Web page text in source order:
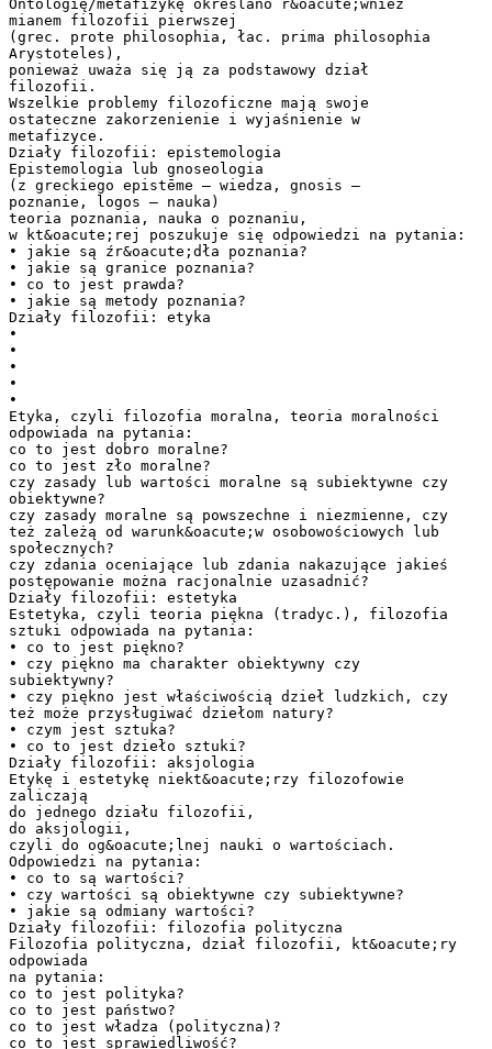
Ontologię/metafizykę określano r&oacute;wnież
mianem filozofii pierwszej
(grec. prote philosophia, łac. prima philosophia
Arystoteles),
ponieważ uważa się ją za podstawowy dział
filozofii.
Wszelkie problemy filozoficzne mają swoje
ostateczne zakorzenienie i wyjaśnienie w
metafizyce.
Działy filozofii: epistemologia
Epistemologia lub gnoseologia
(z greckiego epistēme – wiedza, gnosis –
poznanie, logos – nauka)
teoria poznania, nauka o poznaniu,
w kt&oacute;rej poszukuje się odpowiedzi na pytania:
• jakie są źr&oacute;dła poznania?
• jakie są granice poznania?
• co to jest prawda?
• jakie są metody poznania?
Działy filozofii: etyka
•
•
•
•
•
Etyka, czyli filozofia moralna, teoria moralności
odpowiada na pytania:
co to jest dobro moralne?
co to jest zło moralne?
czy zasady lub wartości moralne są subiektywne czy
obiektywne?
czy zasady moralne są powszechne i niezmienne, czy
też zależą od warunk&oacute;w osobowościowych lub
społecznych?
czy zdania oceniające lub zdania nakazujące jakieś
postępowanie można racjonalnie uzasadnić?
Działy filozofii: estetyka
Estetyka, czyli teoria piękna (tradyc.), filozofia
sztuki odpowiada na pytania:
• co to jest piękno?
• czy piękno ma charakter obiektywny czy
subiektywny?
• czy piękno jest właściwością dzieł ludzkich, czy
też może przysługiwać dziełom natury?
• czym jest sztuka?
• co to jest dzieło sztuki?
Działy filozofii: aksjologia
Etykę i estetykę niekt&oacute;rzy filozofowie
zaliczają
do jednego działu filozofii,
do aksjologii,
czyli do og&oacute;lnej nauki o wartościach.
Odpowiedzi na pytania:
• co to są wartości?
• czy wartości są obiektywne czy subiektywne?
• jakie są odmiany wartości?
Działy filozofii: filozofia polityczna
Filozofia polityczna, dział filozofii, kt&oacute;ry
odpowiada
na pytania:
co to jest polityka?
co to jest państwo?
co to jest władza (polityczna)?
co to jest sprawiedliwość?